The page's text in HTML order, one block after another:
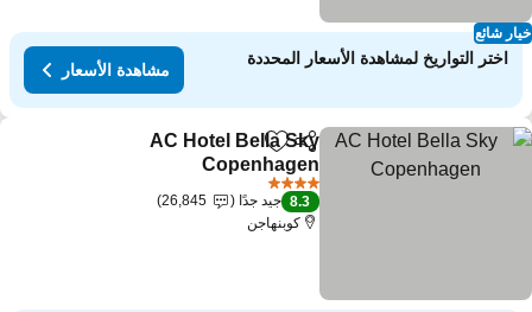
شائع
اختر التواريخ لمشاهدة الأسعار المحددة
مشاهدة الأسعار
مشاركةAdd to favorites
AC Hotel Bella Sky
Copenhagen
8.3 جيد جدًا
26,845
كوبنهاجن